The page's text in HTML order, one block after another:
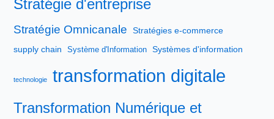
Stratégie d'entreprise
Stratégie Omnicanale
Stratégies e-commerce
supply chain
Système d'Information Systèmes d'information
technologie transformation digitale
Transformation Numérique et